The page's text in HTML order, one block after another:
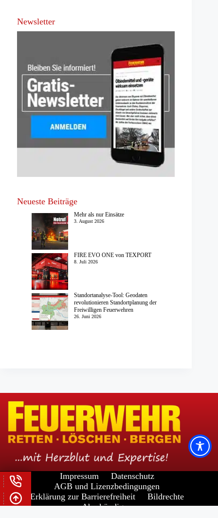
Newsletter
Neueste Beiträge
Mehr als nur Einsätze
3. August 2026
FIRE EVO ONE von TEXPORT
8. Juli 2026
Standortanalyse-Tool: Geodaten
revolutionieren Standortplanung der
Freiwilligen Feuerwehren
26. Juni 2026
Impressum
Datenschutz
AGB und Lizenzbedingungen
Erklärung zur Barrierefreiheit
Bildrechte
Abo kündigen